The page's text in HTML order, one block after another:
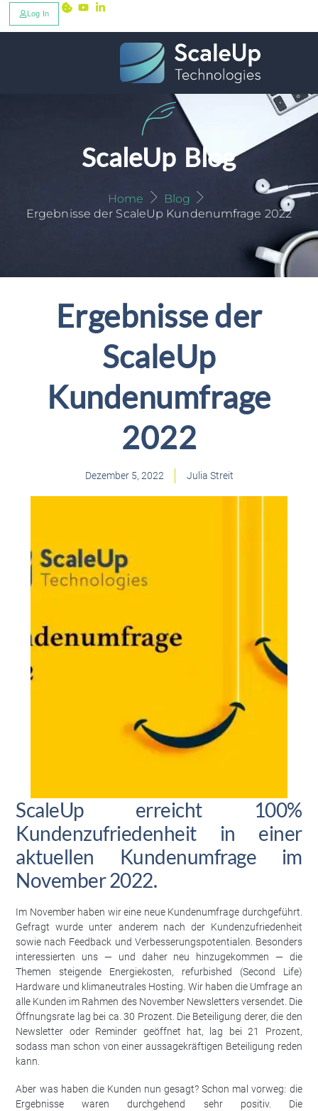
Log In
ScaleUp Blog
Home
Blog
Ergebnisse der ScaleUp Kundenumfrage 2022
Ergebnisse der
ScaleUp
Kundenumfrage
2022
Dezember 5, 2022 Julia Streit
ScaleUp erreicht 100%
Kundenzufriedenheit in einer
aktuellen Kundenumfrage im
November 2022.
Im November haben wir eine neue Kundenumfrage durchgeführt.
Gefragt wurde unter anderem nach der Kundenzufriedenheit
sowie nach Feedback und Verbesserungspotentialen. Besonders
interessierten uns — und daher neu hinzugekommen — die
Themen steigende Energiekosten, refurbished (Second Life)
Hardware und klimaneutrales Hosting. Wir haben die Umfrage an
alle Kunden im Rahmen des November Newsletters versendet. Die
Öffnungsrate lag bei ca. 30 Prozent. Die Beteiligung derer, die den
Newsletter oder Reminder geöffnet hat, lag bei 21 Prozent,
sodass man schon von einer aussagekräftigen Beteiligung reden
kann.
Aber was haben die Kunden nun gesagt? Schon mal vorweg: die
Ergebnisse waren durchgehend sehr positiv. Die